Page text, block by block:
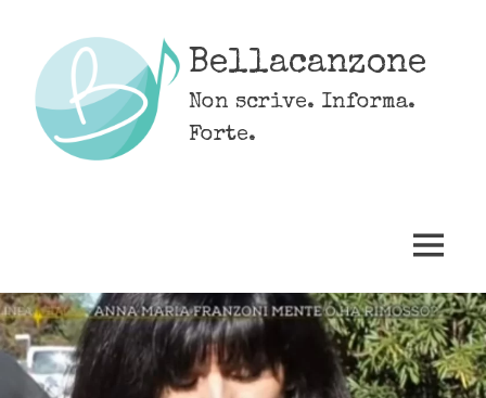
content
Bellacanzone
Non scrive. Informa.
Forte.
MENU